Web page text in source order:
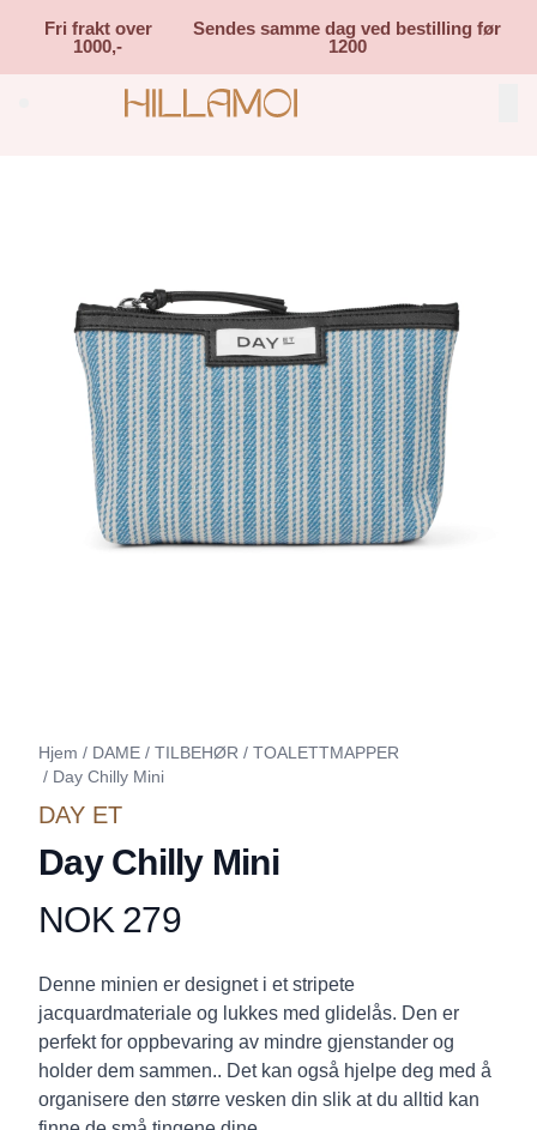
Fri frakt over
1000,-
Sendes samme dag ved bestilling før
1200
Search (⌘K)
Hjem / DAME / TILBEHØR / TOALETTMAPPER
/ Day Chilly Mini
DAY ET
Day Chilly Mini
Produktdetaljer
NOK 279
Description
Denne minien er designet i et stripete
jacquardmateriale og lukkes med glidelås. Den er
perfekt for oppbevaring av mindre gjenstander og
holder dem sammen.. Det kan også hjelpe deg med å
organisere den større vesken din slik at du alltid kan